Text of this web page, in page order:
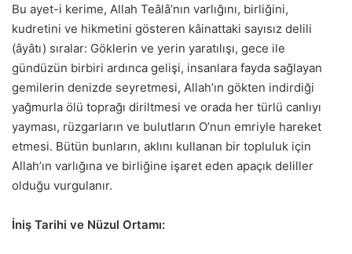
Bu ayet-i kerime, Allah Teâlâ’nın varlığını, birliğini,
kudretini ve hikmetini gösteren kâinattaki sayısız delili
(âyâtı) sıralar: Göklerin ve yerin yaratılışı, gece ile
gündüzün birbiri ardınca gelişi, insanlara fayda sağlayan
gemilerin denizde seyretmesi, Allah’ın gökten indirdiği
yağmurla ölü toprağı diriltmesi ve orada her türlü canlıyı
yayması, rüzgarların ve bulutların O’nun emriyle hareket
etmesi. Bütün bunların, aklını kullanan bir topluluk için
Allah’ın varlığına ve birliğine işaret eden apaçık deliller
olduğu vurgulanır.
İniş Tarihi ve Nüzul Ortamı: